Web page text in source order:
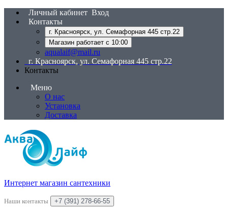
Личный кабинет Вход
Контакты
г. Красноярск, ул. Семафорная 445 стр.22
Магазин работает с 10:00
aqualaif@mail.ru
г. Красноярск, ул. Семафорная 445 стр.22
Контакты
Меню
О нас
Установка
Доставка
Интернет магазин сантехники
Наши контакты +7 (391) 278-66-55